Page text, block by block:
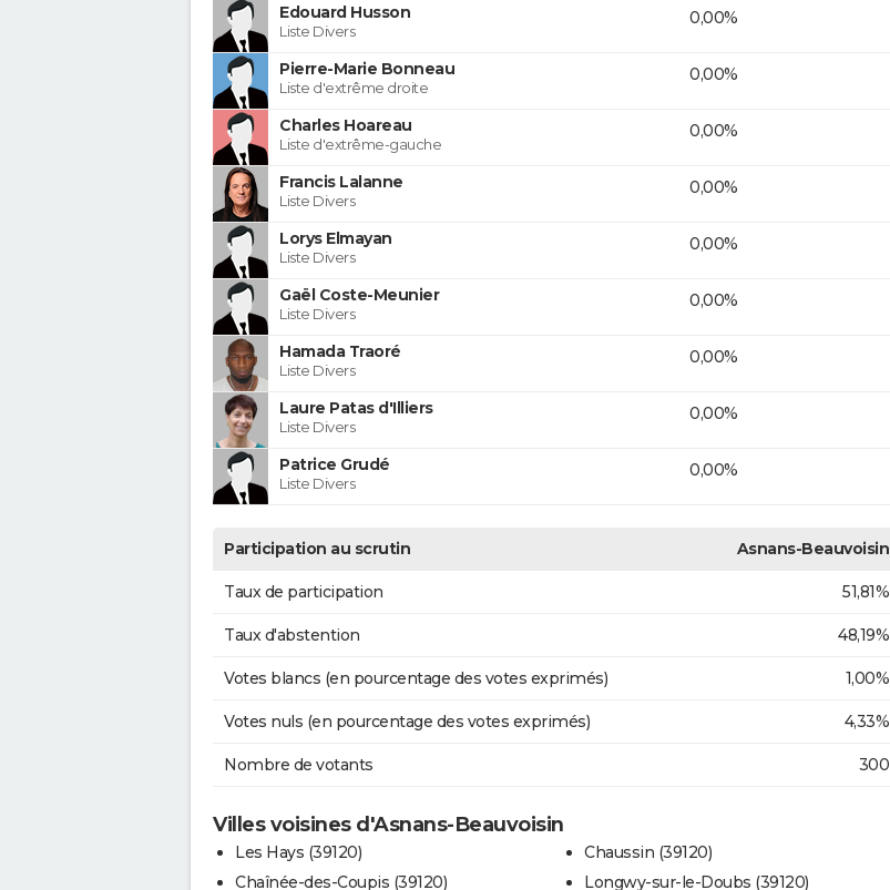
Edouard Husson
Liste Divers
0,00%
Pierre-Marie Bonneau
Liste d'extrême droite
0,00%
Charles Hoareau
Liste d'extrême-gauche
0,00%
Francis Lalanne
Liste Divers
0,00%
Lorys Elmayan
Liste Divers
0,00%
Gaël Coste-Meunier
Liste Divers
0,00%
Hamada Traoré
Liste Divers
0,00%
Laure Patas d'Illiers
Liste Divers
0,00%
Patrice Grudé
Liste Divers
0,00%
Participation au scrutin Asnans-Beauvoisin
Taux de participation 51,81%
Taux d'abstention 48,19%
Votes blancs (en pourcentage des votes exprimés) 1,00%
Votes nuls (en pourcentage des votes exprimés) 4,33%
Nombre de votants 300
Villes voisines d'Asnans-Beauvoisin
Les Hays (39120)
Chaînée-des-Coupis (39120)
Chaussin (39120)
Longwy-sur-le-Doubs (39120)